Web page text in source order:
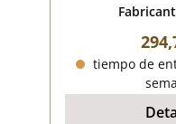
tiempo de